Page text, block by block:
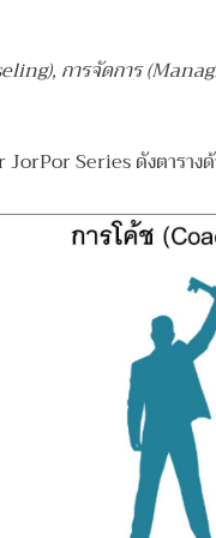
การจัดการ
Series ดังตาราง